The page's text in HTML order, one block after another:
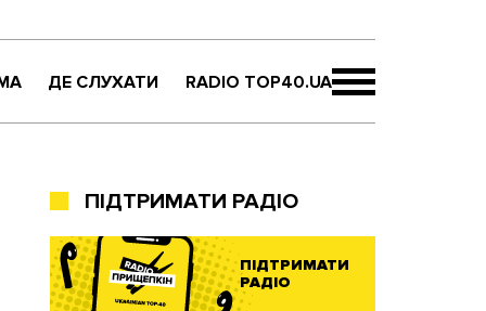
ДЕ СЛУХАТИ RADIO TOP40.UA
ПІДТРИМАТИ РАДІО
ПІДТРИМАТИ
РАДІО